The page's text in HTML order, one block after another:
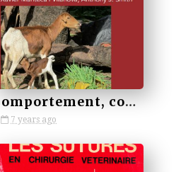
Comportement, conduite et bien-être animal
7 years ago